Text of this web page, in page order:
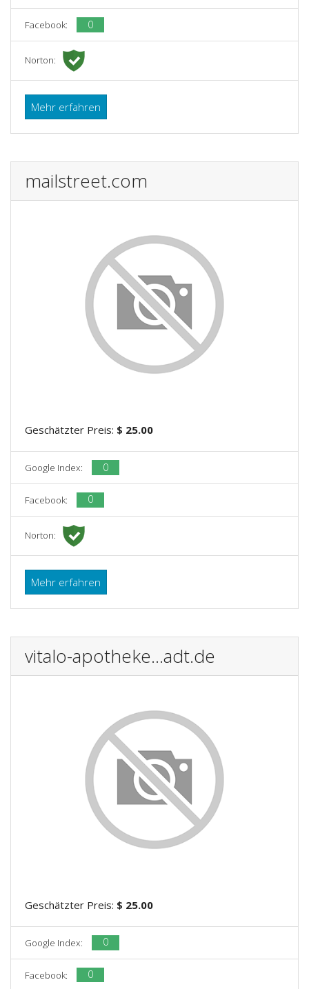
Facebook: 0
Norton:
Mehr erfahren
mailstreet.com
Geschätzter Preis: $ 25.00
Google Index: 0
Facebook: 0
Norton:
Mehr erfahren
vitalo-apotheke...adt.de
Geschätzter Preis: $ 25.00
Google Index: 0
Facebook: 0